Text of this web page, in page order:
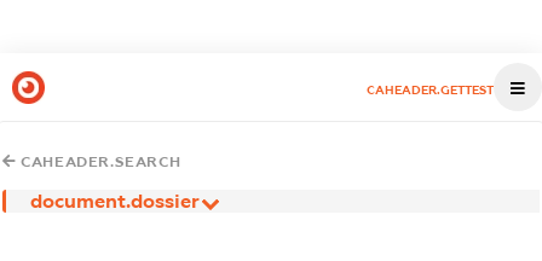
CAHEADER.GETTEST
CAHEADER.SEARCH
document.dossier